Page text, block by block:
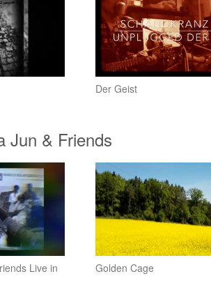
Der Geist
Jun & Friends
Live in
Golden Cage